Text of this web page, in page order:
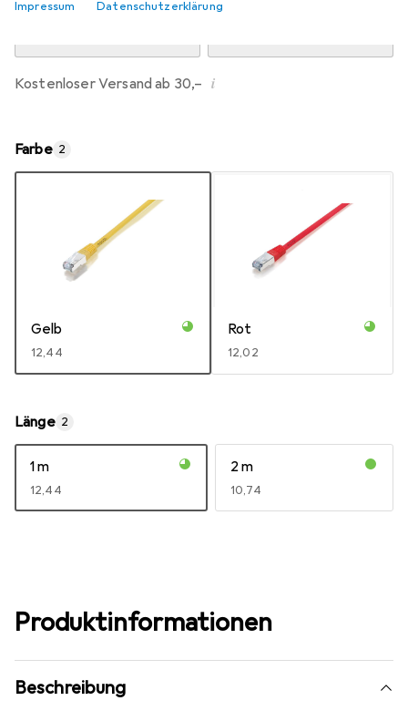
Impressum Datenschutzerklärung
Kostenloser Versand ab 30,– i
Farbe 2
Gelb
EUR
12,44
Rot
EUR
12,02
Länge 2
1 m
EUR
12,44
2 m
EUR
10,74
Produktinformationen
Beschreibung